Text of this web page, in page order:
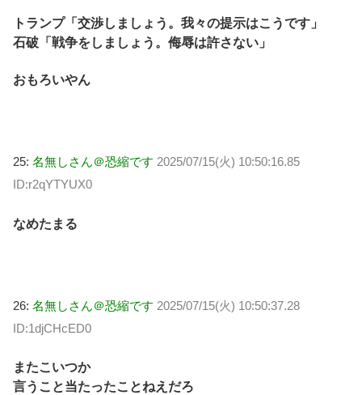
トランプ「交渉しましょう。我々の提示はこうです」
石破「戦争をしましょう。侮辱は許さない」
おもろいやん
25: 名無しさん＠恐縮です 2025/07/15(火) 10:50:16.85
ID:r2qYTYUX0
なめたまる
26: 名無しさん＠恐縮です 2025/07/15(火) 10:50:37.28
ID:1djCHcED0
またこいつか
言うこと当たったことねえだろ